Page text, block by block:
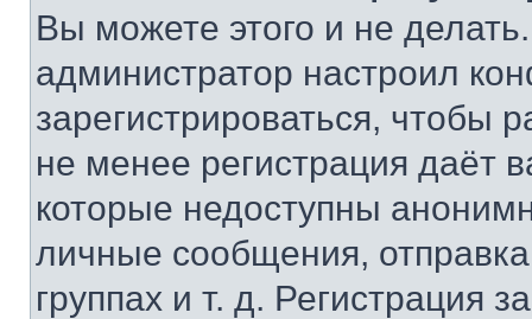
Вы можете этого и не
администратор настроил
зарегистрироваться, чтобы
не менее регистрация даёт
которые недоступны
личные сообщения,
группах и т. д. Регистрация